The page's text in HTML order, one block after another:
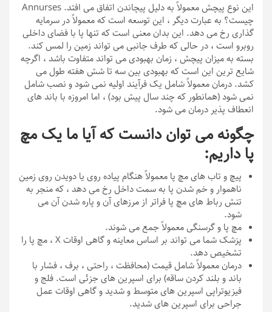
این نوع پیچش معمولاً به دلیل پیچاندن اتفاق می افتد. Annurses
چیست؟ به عبارت دیگر ، این توسعه است که معمولاً در سرمایه
گذاری رخ می دهد. این بدان معنی است که تنها پا با فضای داخلی
روبرو است ، در حالی که طرف جانبی می تواند زمین را لمس کند.
بسته به میزان پیچش ، زمان بهبودی می تواند متفاوت باشد ، اگرچه
شایع ترین این است که بهبودی بین سه تا شش هفته طول می
کشد. درمان معمولاً شامل یک فرآیند اولیه نمی شود و نصب شامل
نمی شود (همانطور که چند سال پیش بود) ، اما امروزه با باند های
انعطاف پذیر درمان می شود.
چگونه می توان دانست که آیا ما یک مچ
پا داریم:
پیچ و تاب های مچ پا معمولاً هنگام پیاده روی یا دویدن روی زمین
ناهموار و خم شدن پا به سمت داخل رخ می دهد ، که منجر به
تنش رباط های مچ پا فراتر از مرزهای آن و پاره شدن آن می
شود.
مچ پا و گرسنگی معمولاً جمع می شوند.
پزشک شما می تواند بر اساس معاینه و گاهی اوقات X ، مچ پا را
تشخیص دهد.
درمان معمولاً شامل قیمت (محافظت ، راحتی ، برف ، فشار با
باند و بلند کردن ساقه) برای اسپرین های جزئی است. فلج و
فیزیوتراپی اسپرین های متوسط ​​و شدید و گاهی اوقات عمل
جراحی برای اسپرین های شدید.